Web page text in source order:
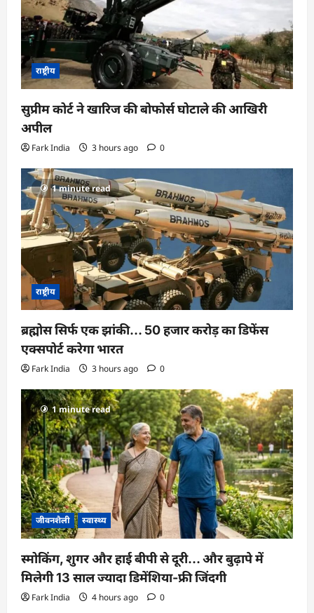
राष्ट्रीय
सुप्रीम कोर्ट ने खारिज की बोफोर्स घोटाले की आखिरी
अपील
Fark India 3 hours ago 0
1 minute read
राष्ट्रीय
ब्रह्मोस सिर्फ एक झांकी… 50 हजार करोड़ का डिफेंस
एक्सपोर्ट करेगा भारत
Fark India 3 hours ago 0
1 minute read
जीवनशैली स्वास्थ्य
स्मोकिंग, शुगर और हाई बीपी से दूरी… और बुढ़ापे में
मिलेगी 13 साल ज्यादा डिमेंशिया-फ्री जिंदगी
Fark India 4 hours ago 0